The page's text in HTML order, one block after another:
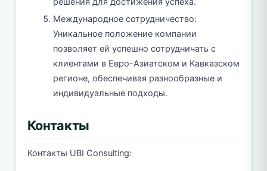
Международное сотрудничество:
Уникальное положение компании
позволяет ей успешно сотрудничать с
клиентами в Евро-Азиатском и Кавказском
регионе, обеспечивая разнообразные и
индивидуальные подходы.
Контакты
Контакты UBI Consulting: